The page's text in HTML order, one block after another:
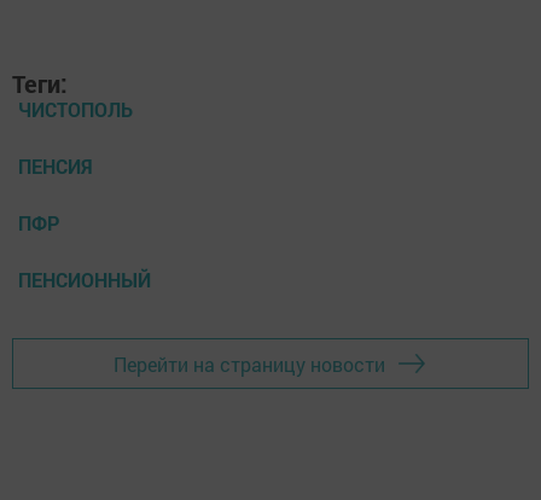
Теги:
ЧИСТОПОЛЬ
ПЕНСИЯ
ПФР
ПЕНСИОННЫЙ
Перейти на страницу новости